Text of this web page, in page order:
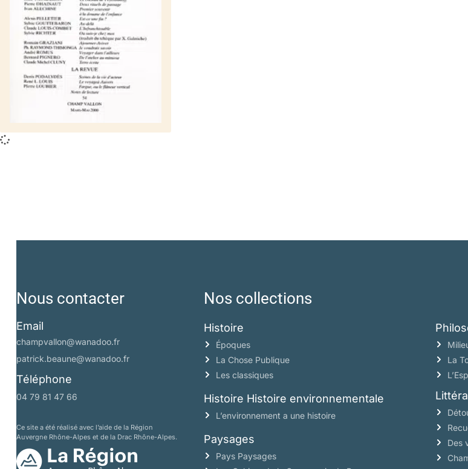
Nous contacter
Email
champvallon@wanadoo.fr
patrick.beaune@wanadoo.fr
Téléphone
04 79 81 47 66
Ce site a été réalisé avec l’aide de la Région
Auvergne Rhône-Alpes et de la Drac Rhône-Alpes.
Nos collections
Histoire
Époques
La Chose Publique
Les classiques
Histoire Histoire environnementale
L’environnement a une histoire
Paysages
Pays Paysages
La
Des